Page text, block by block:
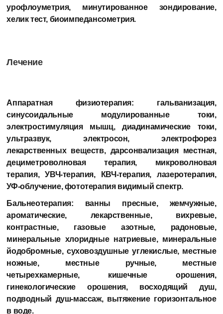
урофлоуметрия, минутированное зондирование,
хелик тест, биоимпедансометрия.
Лечение
Аппаратная физиотерапия: гальванизация,
синусоидальные модулированные токи,
электростимуляция мышц, диадинамические токи,
ультразвук, электросон, электрофорез
лекарственных веществ, дарсонвализация местная,
дециметроволновая терапия, микроволновая
терапия, УВЧ-терапия, КВЧ-терапия, лазеротерапия,
УФ-облучение, фототерапия видимый спектр.
Бальнеотерапия: ванны пресные, жемчужные,
ароматические, лекарственные, вихревые,
контрастные, газовые азотные, радоновые,
минеральные хлоридные натриевые, минеральные
йодобромные, суховоздушные углекислые, местные
ножные, местные ручные, местные
четырехкамерные, кишечные орошения,
гинекологические орошения, восходящий душ,
подводный душ-массаж, вытяжение горизонтальное
в воде.